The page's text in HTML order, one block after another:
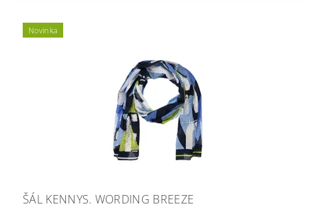
Novinka
ŠÁL KENNYS. WORDING BREEZE